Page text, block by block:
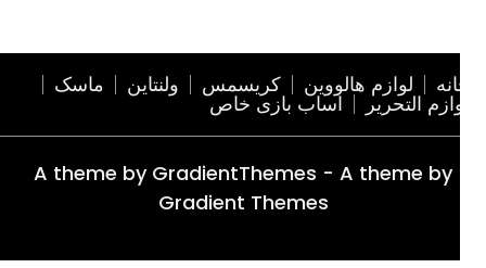
لوازم هالووین کریسمس ولنتاین ماسک
التحریر اساب بازی خاص
A theme by GradientThemes - A theme by
Gradient Themes